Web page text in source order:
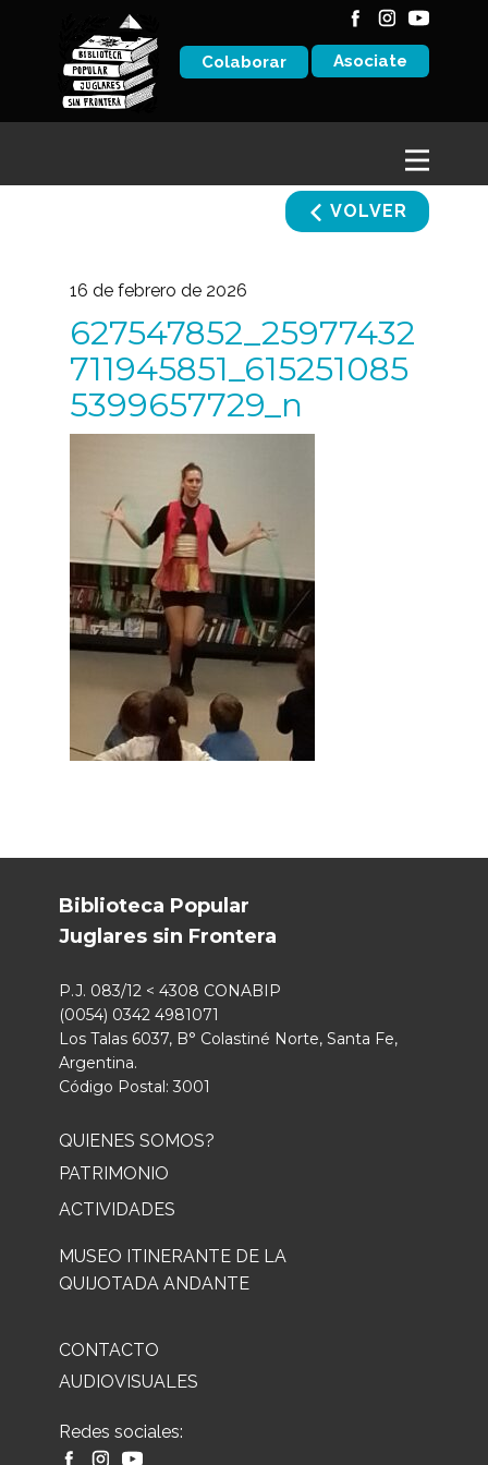
Colaborar Asociate
VOLVER
16 de febrero de 2026
627547852_25977432
711945851_615251085
5399657729_n
Biblioteca Popular
Juglares sin Frontera
P.J. 083/12 < 4308 CONABIP
(0054) 0342 4981071
Los Talas 6037, B° Colastiné Norte, Santa Fe,
Argentina.
Código Postal: 3001
QUIENES SOMOS?
PATRIMONIO
ACTIVIDADES
MUSEO ITINERANTE DE LA
QUIJOTADA ANDANTE
CONTACTO
AUDIOVISUALES
Redes sociales: